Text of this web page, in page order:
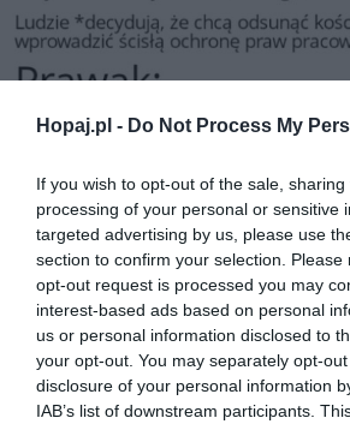
Hopaj.pl - Do Not Process My
If you wish to opt-out of the sale,
processing of your personal or sensitive
targeted advertising by us, please use
section to confirm your selection.
opt-out request is processed you may
interest-based ads based on personal
us or personal information disclosed to
your opt-out. You may separately opt-
disclosure of your personal information
IAB’s list of downstream participants.